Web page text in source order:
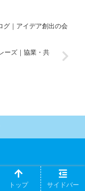
グ｜アイデア創出の会
ーズ｜協業・共
トップ サイドバー